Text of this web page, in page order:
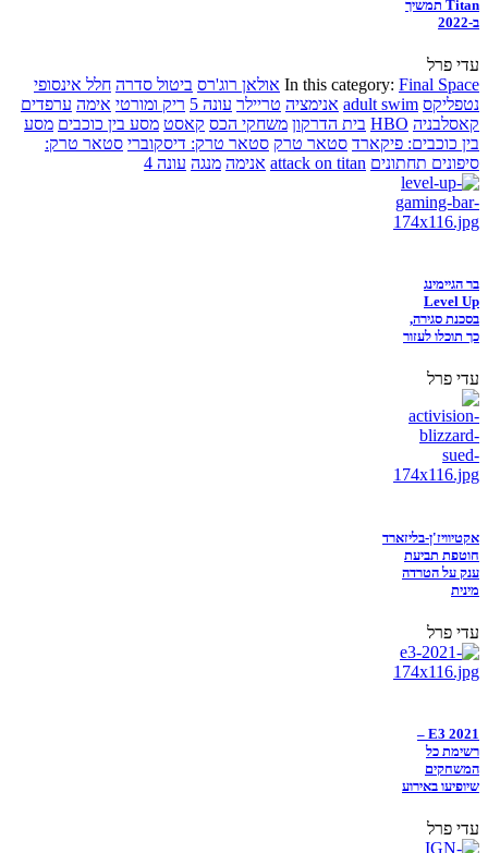
Titan תמשיך
ב-2022
עדי פרל
In this category: Final Space אולאן רוג'רס ביטול סדרה חלל אינסופי
נטפליקס adult swim אנימציה טריילר עונה 5 ריק ומורטי אימה ערפדים
קאסלבניה HBO בית הדרקון משחקי הכס קאסט מסע בין כוכבים מסע
בין כוכבים: פיקארד סטאר טרק סטאר טרק: דיסקוברי סטאר טרק:
סיפונים תחתונים attack on titan אנימה מנגה עונה 4
בר הגיימינג
Level Up
בסכנת סגירה,
כך תוכלו לעזור
עדי פרל
אקטיוויז'ן-בליזארד
חוטפת תביעת
ענק על הטרדה
מינית
עדי פרל
E3 2021 –
רשימת כל
המשחקים
שיופיעו באירוע
עדי פרל